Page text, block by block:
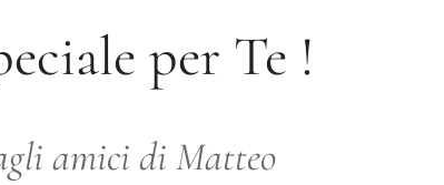
per Te !
amici di Matteo